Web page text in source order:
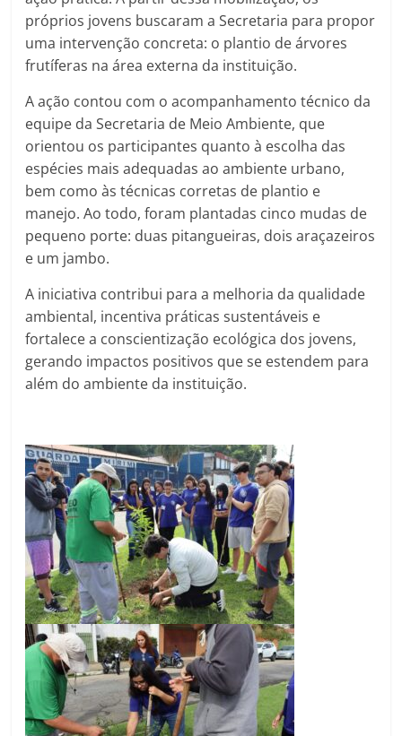
próprios jovens buscaram a Secretaria para propor
uma intervenção concreta: o plantio de árvores
frutíferas na área externa da instituição.
A ação contou com o acompanhamento técnico da
equipe da Secretaria de Meio Ambiente, que
orientou os participantes quanto à escolha das
espécies mais adequadas ao ambiente urbano,
bem como às técnicas corretas de plantio e
manejo. Ao todo, foram plantadas cinco mudas de
pequeno porte: duas pitangueiras, dois araçazeiros
e um jambo.
A iniciativa contribui para a melhoria da qualidade
ambiental, incentiva práticas sustentáveis e
fortalece a conscientização ecológica dos jovens,
gerando impactos positivos que se estendem para
além do ambiente da instituição.